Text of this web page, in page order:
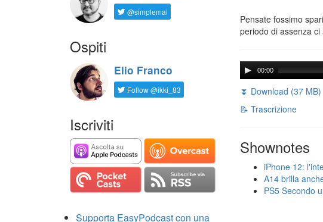
@simplemal
Ospiti
Elio Franco
Follow @ikki_83
Iscriviti
Supporta EasyPodcast con una
Pensate fossimo
periodo di assenza
00:00
⏬ Download (37 MB)
📝 Trascrizione
Shownotes
iPhone 12:
A14 brilla
PS5 Secondo